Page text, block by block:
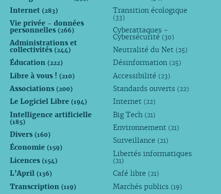
Internet (283)
Vie privée - données
personnelles (266)
Administrations et
collectivités (244)
Éducation (222)
Libre à vous ! (210)
Associations (200)
Le Logiciel Libre (194)
Intelligence artificielle
(185)
Divers (160)
Économie (159)
Licences (154)
L’April (136)
Transcription (119)
Transition écologique
(33)
Cyberattaques -
Cybersécurité (30)
Neutralité du Net (25)
Désinformation (25)
Accessibilité (23)
Standards ouverts (22)
Internet (22)
Big Tech (21)
Environnement (21)
Surveillance (21)
Libertés informatiques
(21)
Café libre (21)
Marchés publics (19)